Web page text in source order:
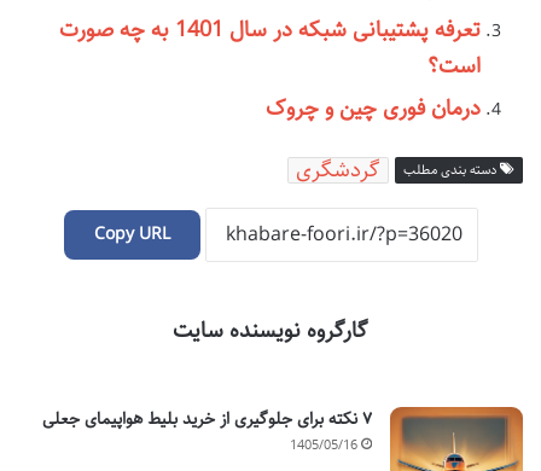
تعرفه پشتیبانی شبکه در سال 1401 به چه صورت
است؟
درمان فوری چین و چروک
دسته بندی مطلب گردشگری
Copy URL
گارگروه نویسنده سایت
۷ نکته برای جلوگیری از خرید بلیط هواپیمای جعلی
1405/05/16